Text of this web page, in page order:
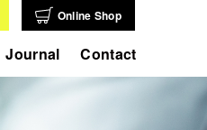
Journal Contact
Online Shop